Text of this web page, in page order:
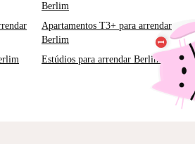
Berlim
Apartamentos T3+ para arrendar
Berlim
Estúdios para arrendar Berlim